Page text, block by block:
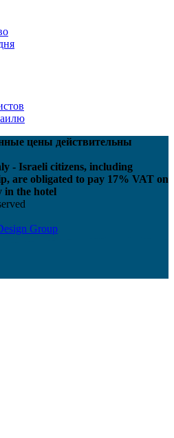
цены действительны
- Israeli citizens, including
are obligated to pay 17% VAT on
in the hotel
Group